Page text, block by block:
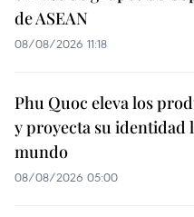
de ASEAN
08/08/2026 11:18
Phu Quoc eleva los
y proyecta su identidad
mundo
08/08/2026 05:00